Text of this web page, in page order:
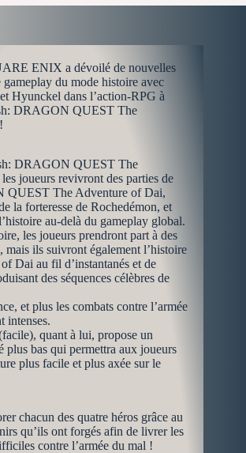
ENIX a dévoilé de nouvelles
du mode histoire avec
Hyunckel dans l’action-RPG à
DRAGON QUEST The
DRAGON QUEST The
joueurs revivront des parties de
QUEST The Adventure of Dai,
la forteresse de Rochedémon, et
au-delà du gameplay global.
les joueurs prendront part à des
mais ils suivront également l’histoire
Dai au fil d’instantanés et de
des séquences célèbres de
et plus les combats contre l’armée
intenses.
quant à lui, propose un
plus bas qui permettra aux joueurs
plus facile et plus axée sur le
chacun des quatre héros grâce au
qu’ils ont forgés afin de livrer les
contre l’armée du mal !